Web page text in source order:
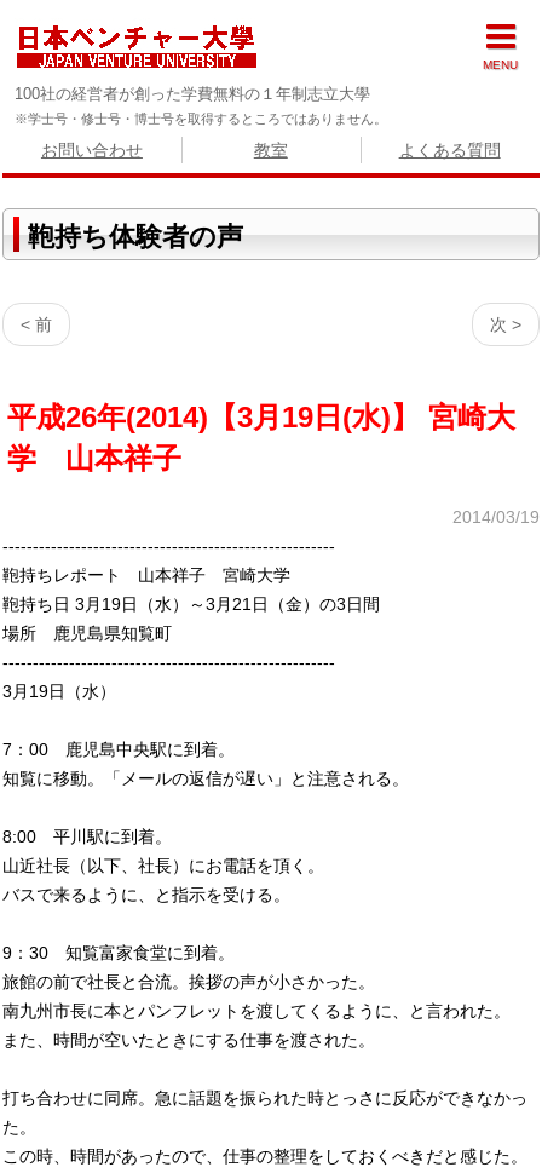
100社の経営者が創った学費無料の１年制志立大學
※学士号・修士号・博士号を取得するところではありません。
お問い合わせ 教室 よくある質問
鞄持ち体験者の声
< 前 次 >
平成26年(2014)【3月19日(水)】 宮崎大
学 山本祥子
2014/03/19
-------------------------------------------------------
鞄持ちレポート 山本祥子 宮崎大学
鞄持ち日 3月19日（水）～3月21日（金）の3日間
場所 鹿児島県知覧町
-------------------------------------------------------
3月19日（水）
7：00 鹿児島中央駅に到着。
知覧に移動。「メールの返信が遅い」と注意される。
8:00 平川駅に到着。
山近社長（以下、社長）にお電話を頂く。
バスで来るように、と指示を受ける。
9：30 知覧富家食堂に到着。
旅館の前で社長と合流。挨拶の声が小さかった。
南九州市長に本とパンフレットを渡してくるように、と言われた。
また、時間が空いたときにする仕事を渡された。
打ち合わせに同席。急に話題を振られた時とっさに反応ができなかっ
た。
この時、時間があったので、仕事の整理をしておくべきだと感じた。
MENU